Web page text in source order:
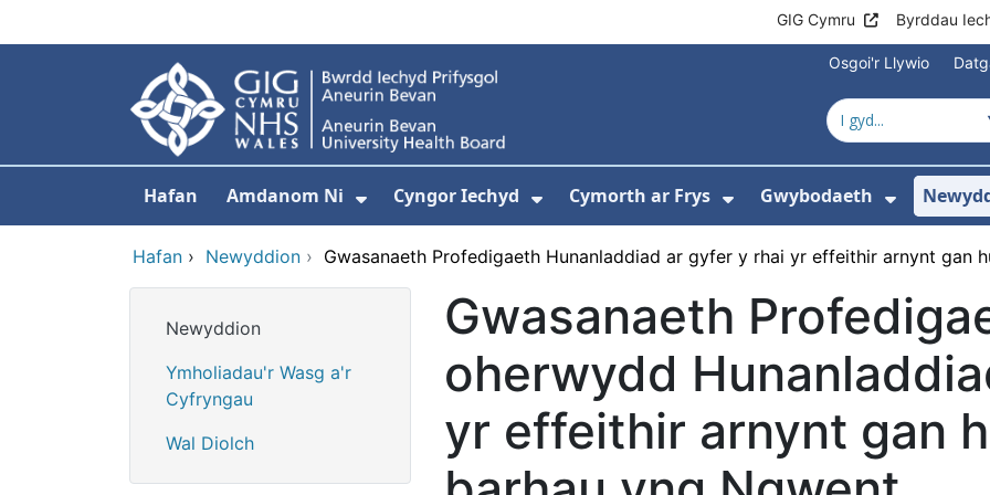
GIG Cymru Byrddau
Osgoi'r Llywio
Hafan Amdanom Ni
Dangos isddewislen ar gyfer Amdanom Ni
Cyngor Iechyd
Dangos isddewislen ar gyfer Cyngor
Cymorth ar Frys
Dangos isddewislen ar
Gwybodaeth
Dangos
Hafan › Newyddion › Gwasanaeth Profedigaeth Hunanladdiad ar gyfer y rhai yr effeithir arnynt gan
Newyddion
Ymholiadau'r Wasg a'r
Cyfryngau
Wal Diolch
Gwasanaeth
oherwydd
yr effeithir arnynt gan